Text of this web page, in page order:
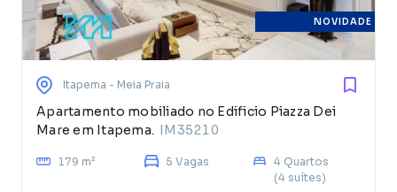
NOVIDADE
Itapema - Meia Praia
Apartamento mobiliado no Edificio Piazza Dei
Mare em Itapema. IM35210
179 m² 5 Vagas
4 Quartos
(4 suítes)